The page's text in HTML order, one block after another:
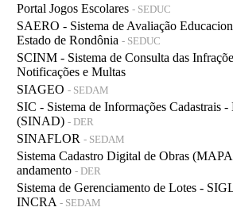
Portal Jogos Escolares - SEDUC
SAERO - Sistema de Avaliação
Estado de Rondônia - SEDUC
SCINM - Sistema de Consulta das
Notificações e Multas
SIAGEO - SEDAM
SIC - Sistema de Informações Cadastrais -
(SINAD) - DER
SINAFLOR - SEDAM
Sistema Cadastro Digital de Obras
andamento - DER
Sistema de Gerenciamento de Lotes -
INCRA - SEDAM